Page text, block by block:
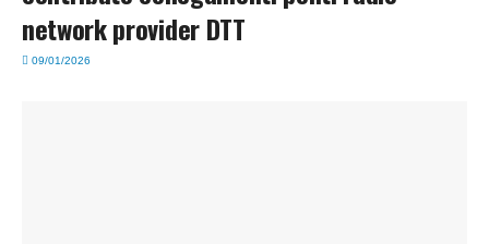
network provider DTT
09/01/2026